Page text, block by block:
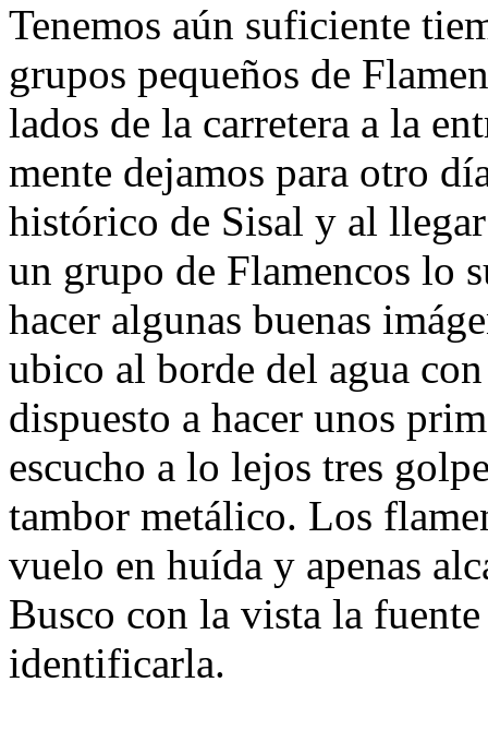
Tenemos aún suficiente
grupos pequeños de
lados de la carretera a la
mente dejamos para otro
histórico de Sisal y al
un grupo de Flamencos lo
hacer algunas buenas
ubico al borde del agua
dispuesto a hacer unos
escucho a lo lejos tres
tambor metálico. Los
vuelo en huída y apenas
Busco con la vista la
identificarla.